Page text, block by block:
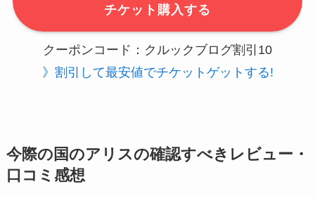
チケット購入する
クーポンコード：クルックブログ割引10
》割引して最安値でチケットゲットする!
今際の国のアリスの確認すべきレビュー・
口コミ感想